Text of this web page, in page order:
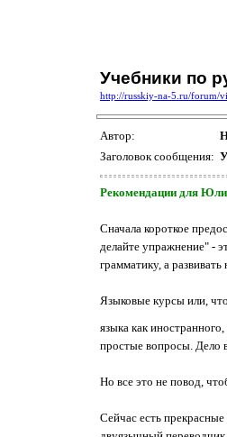
Учебники по
http://russkiy-na-5.ru/forum/
Автор:
Заголовок сообщения:
Рекомендации для
Сначала короткое
делайте упражнение" -
грамматику, а
Языковые курсы или,
языка как иностранного,
простые вопросы. Дело
Но все это не повод,
Сейчас есть